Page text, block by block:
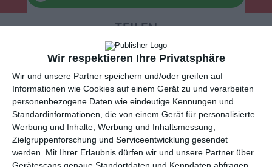
Wir respektieren Ihre Privatsphäre
Wir und unsere Partner speichern und/oder greifen auf
Informationen wie Cookies auf einem Gerät zu und verarbeiten
personenbezogene Daten wie eindeutige Kennungen und
Standardinformationen, die von einem Gerät für personalisierte
Werbung und Inhalte, Werbung und Inhaltsmessung,
Zielgruppenforschung und Serviceentwicklung gesendet
werden.
Mit Ihrer Erlaubnis dürfen wir und unsere Partner über
Gerätescans genaue Standortdaten und Kenndaten abfragen.
TEILEN
Facebook, Twitter, WhatsApp, ...
WEITERE KARTEN IN DIESEN
KATEGORIEN ANSEHEN
Familie
für Großeltern